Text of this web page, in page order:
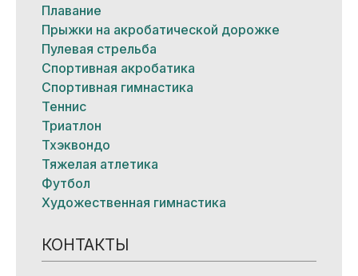
Плавание
Прыжки на акробатической дорожке
Пулевая стрельба
Спортивная акробатика
Спортивная гимнастика
Теннис
Триатлон
Тхэквондо
Тяжелая атлетика
Футбол
Художественная гимнастика
КОНТАКТЫ